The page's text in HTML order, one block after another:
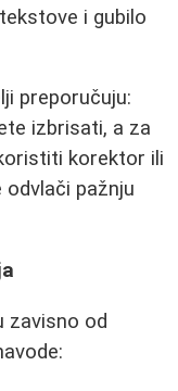
i gubilo
preporučuju:
izbrisati, a za
korektor ili
odvlači pažnju
zavisno od